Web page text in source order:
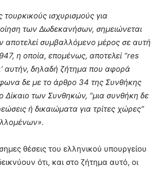
ισχυρισμούς για
των Δωδεκανήσων, σημειώνεται
αποτελεί συμβαλλόμενο μέρος σε αυτή
η οποία, επομένως, αποτελεί “res
αυτήν, δηλαδή ζήτημα που αφορά
δε με το άρθρο 34 της Συνθήκης
Δίκαιο των Συνθηκών, “μια συνθήκη δε
ή δικαιώματα για τρίτες χώρες”
θέσεις του ελληνικού υπουργείου
ότι, και στο ζήτημα αυτό, οι